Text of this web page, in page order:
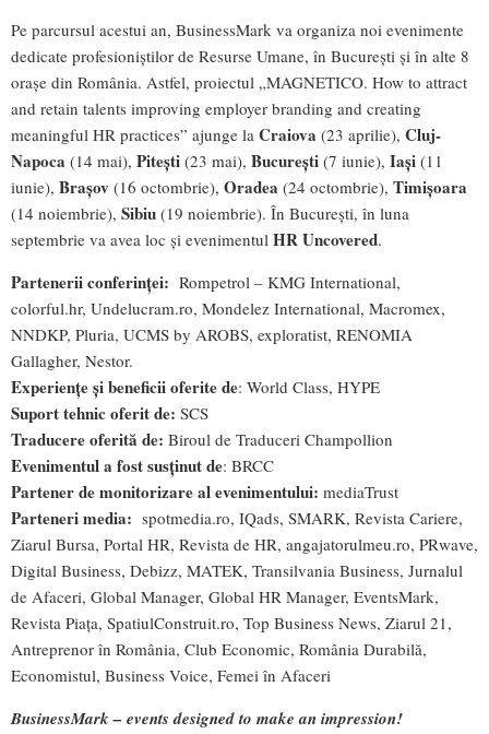
Pe parcursul acestui an, BusinessMark va organiza noi evenimente
dedicate profesioniștilor de Resurse Umane, în București și în alte 8
orașe din România. Astfel, proiectul „MAGNETICO. How to attract
and retain talents improving employer branding and creating
meaningful HR practices” ajunge la Craiova (23 aprilie), Cluj-
Napoca (14 mai), Pitești (23 mai), București (7 iunie), Iași (11
iunie), Brașov (16 octombrie), Oradea (24 octombrie), Timișoara
(14 noiembrie), Sibiu (19 noiembrie). În București, în luna
septembrie va avea loc și evenimentul HR Uncovered.
Partenerii conferinței: Rompetrol – KMG International,
colorful.hr, Undelucram.ro, Mondelez International, Macromex,
NNDKP, Pluria, UCMS by AROBS, exploratist, RENOMIA
Gallagher, Nestor.
Experiențe și beneficii oferite de: World Class, HYPE
Suport tehnic oferit de: SCS
Traducere oferită de: Biroul de Traduceri Champollion
Evenimentul a fost susținut de: BRCC
Partener de monitorizare al evenimentului: mediaTrust
Parteneri media: spotmedia.ro, IQads, SMARK, Revista Cariere,
Ziarul Bursa, Portal HR, Revista de HR, angajatorulmeu.ro, PRwave,
Digital Business, Debizz, MATEK, Transilvania Business, Jurnalul
de Afaceri, Global Manager, Global HR Manager, EventsMark,
Revista Piața, SpatiulConstruit.ro, Top Business News, Ziarul 21,
Antreprenor în România, Club Economic, România Durabilă,
Economistul, Business Voice, Femei în Afaceri
BusinessMark – events designed to make an impression!